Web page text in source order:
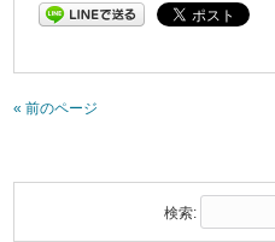
« 前のページ
検索: